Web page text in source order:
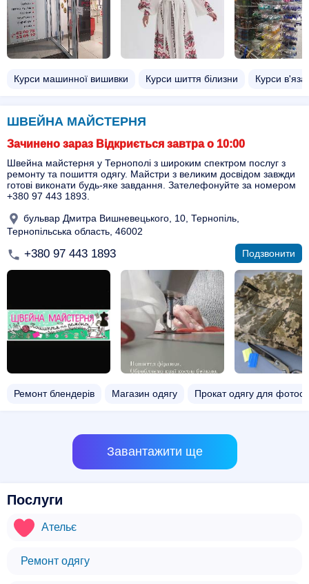
Курси машинної вишивки Курси шиття білизни Курси
ШВЕЙНА МАЙСТЕРНЯ
Зачинено зараз Відкриється завтра о 10:00
Швейна майстерня у Тернополі з широким спектром послуг з
ремонту та пошиття одягу. Майстри з великим досвідом завжди
готові виконати будь-яке завдання. Зателефонуйте за номером
+380 97 443 1893.
бульвар Дмитра Вишневецького, 10, Тернопіль,
Тернопільська область, 46002
+380 97 443 1893 Подзвонити
Ремонт блендерів Магазин одягу Прокат одягу для
Завантажити ще
Послуги
Ательє
Ремонт одягу